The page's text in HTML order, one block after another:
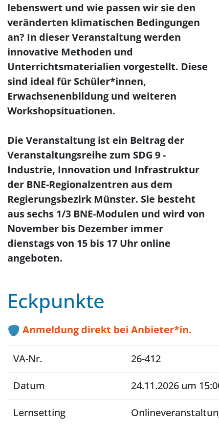
lebenswert und wie passen wir sie den
veränderten klimatischen Bedingungen
an? In dieser Veranstaltung werden
innovative Methoden und
Unterrichtsmaterialien vorgestellt. Diese
sind ideal für Schüler*innen,
Erwachsenenbildung und weiteren
Workshopsituationen.
Die Veranstaltung ist ein Beitrag der
Veranstaltungsreihe zum SDG 9 -
Industrie, Innovation und Infrastruktur
der BNE-Regionalzentren aus dem
Regierungsbezirk Münster. Sie besteht
aus sechs 1/3 BNE-Modulen und wird von
November bis Dezember immer
dienstags von 15 bis 17 Uhr online
angeboten.
Eckpunkte
Anmeldung direkt bei Anbieter*in.
VA-Nr. 26-412
Datum 24.11.2026 um
Lernsetting